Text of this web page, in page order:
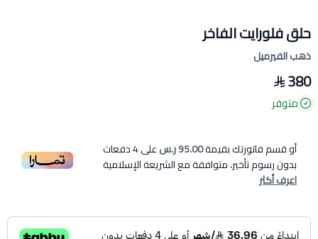
حلق فلورايت الفاخر
ذهب الفيرميل
380
متوفر
أو قسم فاتورتك بقيمة95.00 ر.س على4دفعات
بدون رسوم تأخير، متوافقة مع الشريعة الإسلامية
اعرف أكثر